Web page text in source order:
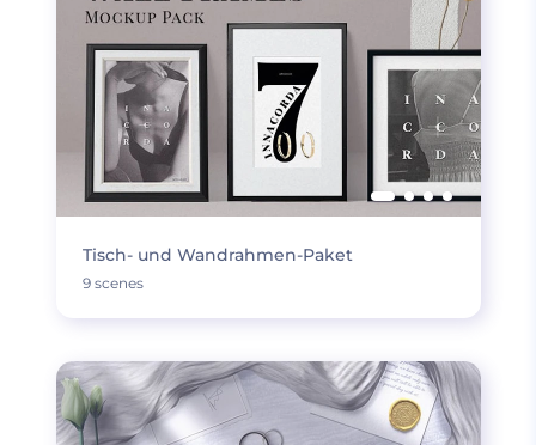
Tisch- und Wandrahmen-Paket
9 scenes